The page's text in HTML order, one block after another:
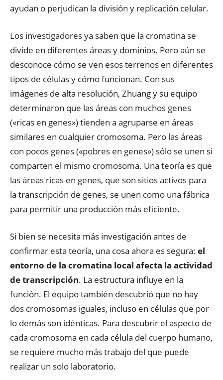
ayudan o perjudican la división y replicación celular.
Los investigadores ya saben que la cromatina se
divide en diferentes áreas y dominios. Pero aún se
desconoce cómo se ven esos terrenos en diferentes
tipos de células y cómo funcionan. Con sus
imágenes de alta resolución, Zhuang y su equipo
determinaron que las áreas con muchos genes
(«ricas en genes») tienden a agruparse en áreas
similares en cualquier cromosoma. Pero las áreas
con pocos genes («pobres en genes») sólo se unen si
comparten el mismo cromosoma. Una teoría es que
las áreas ricas en genes, que son sitios activos para
la transcripción de genes, se unen como una fábrica
para permitir una producción más eficiente.
Si bien se necesita más investigación antes de
confirmar esta teoría, una cosa ahora es segura: el
entorno de la cromatina local afecta la actividad
de transcripción. La estructura influye en la
función. El equipo también descubrió que no hay
dos cromosomas iguales, incluso en células que por
lo demás son idénticas. Para descubrir el aspecto de
cada cromosoma en cada célula del cuerpo humano,
se requiere mucho más trabajo del que puede
realizar un solo laboratorio.